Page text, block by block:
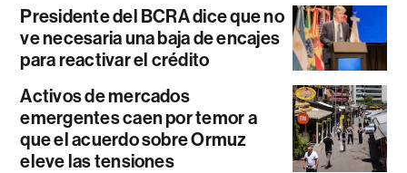
Presidente del BCRA dice que no
ve necesaria una baja de encajes
para reactivar el crédito
Activos de mercados
emergentes caen por temor a
que el acuerdo sobre Ormuz
eleve las tensiones